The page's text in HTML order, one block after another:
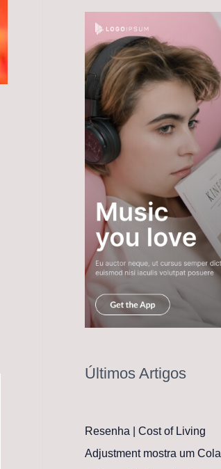
Últimos Artigos
Resenha | Cost of Living
Adjustment mostra um Cola